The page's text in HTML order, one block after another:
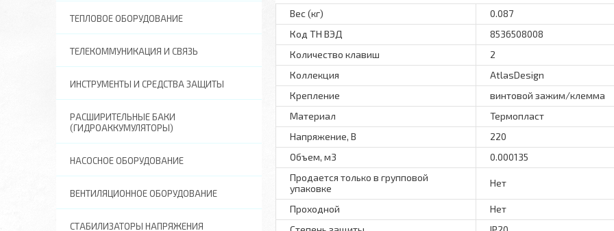
Вес (кг)
0.087
Код ТН ВЭД
8536508008
Количество клавиш
2
Коллекция
AtlasDesign
Крепление
винтовой зажим/клемма
Материал
Термопласт
Напряжение, В
220
Объем, м3
0.000135
Продается только в групповой
упаковке
Нет
Проходной
Нет
ТЕПЛОВОЕ ОБОРУДОВАНИЕ
ТЕЛЕКОММУНИКАЦИЯ И СВЯЗЬ
ИНСТРУМЕНТЫ И СРЕДСТВА ЗАЩИТЫ
РАСШИРИТЕЛЬНЫЕ БАКИ
(ГИДРОАККУМУЛЯТОРЫ)
НАСОСНОЕ ОБОРУДОВАНИЕ
ВЕНТИЛЯЦИОННОЕ ОБОРУДОВАНИЕ
СТАБИЛИЗАТОРЫ НАПРЯЖЕНИЯ